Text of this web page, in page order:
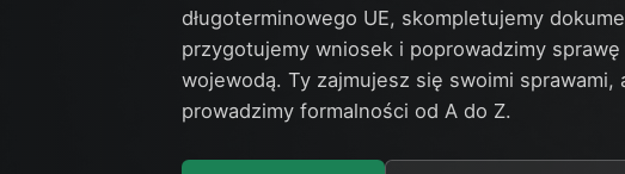
długoterminowego UE, skompletujemy
przygotujemy wniosek i poprowadzimy sprawę
wojewodą. Ty zajmujesz się swoimi sprawami,
prowadzimy formalności od A do Z.